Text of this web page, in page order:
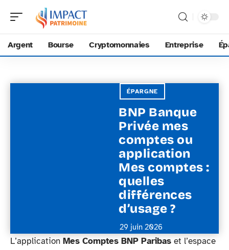
Argent Bourse Cryptomonnaies Entreprise
ÉPARGNE
BNP Banque
Privée mes
comptes ou
application
Mes comptes :
quelles
différences
d’usage ?
29 juin 2026
L’application Mes Comptes BNP Paribas et l’espace